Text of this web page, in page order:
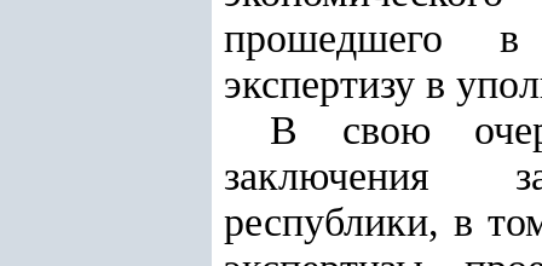
прошедшего в
экспертизу в
В свою
заключения
республики, в